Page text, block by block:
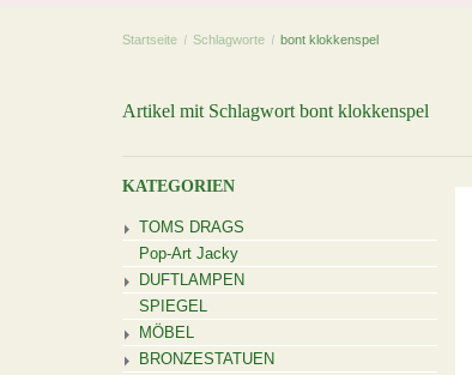
Startseite / Schlagworte / bont klokkenspel
Artikel mit Schlagwort bont klokkenspel
KATEGORIEN
TOMS DRAGS
Pop-Art Jacky
DUFTLAMPEN
SPIEGEL
MÖBEL
BRONZESTATUEN